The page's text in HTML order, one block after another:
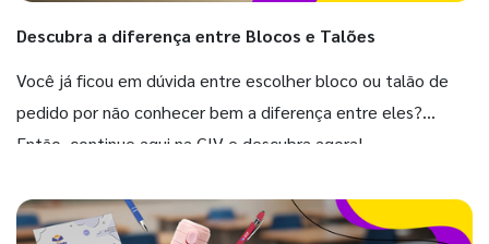
Descubra a diferença entre Blocos e Talões
Você já ficou em dúvida entre escolher bloco ou talão de
pedido por não conhecer bem a diferença entre eles?
Então, continue aqui na GIV e descubra agora!